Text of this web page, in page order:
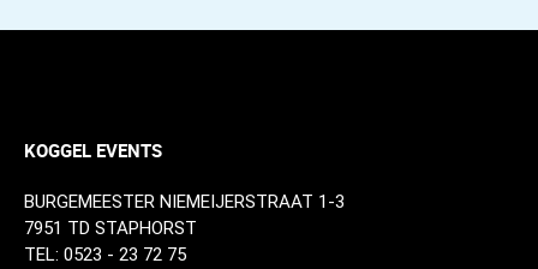
KOGGEL EVENTS
BURGEMEESTER NIEMEIJERSTRAAT 1-3
7951 TD STAPHORST
TEL: 0523 - 23 72 75